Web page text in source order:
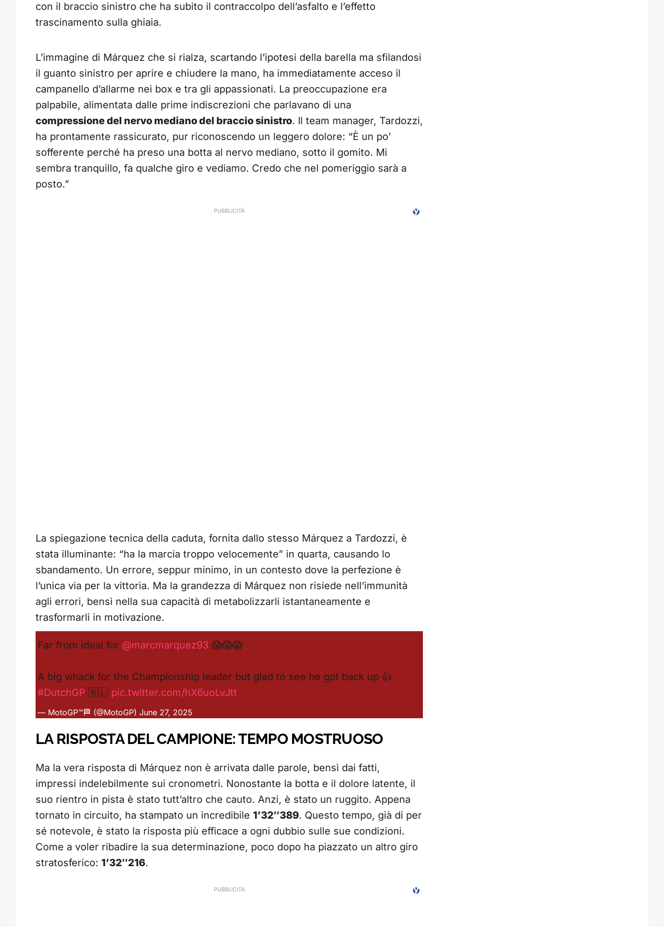
con il braccio sinistro che ha subito il contraccolpo dell’asfalto e l’effetto
trascinamento sulla ghiaia.
L’immagine di Márquez che si rialza, scartando l’ipotesi della barella ma sfilandosi
il guanto sinistro per aprire e chiudere la mano, ha immediatamente acceso il
campanello d’allarme nei box e tra gli appassionati. La preoccupazione era
palpabile, alimentata dalle prime indiscrezioni che parlavano di una
compressione del nervo mediano del braccio sinistro. Il team manager, Tardozzi,
ha prontamente rassicurato, pur riconoscendo un leggero dolore: “È un po’
sofferente perché ha preso una botta al nervo mediano, sotto il gomito. Mi
sembra tranquillo, fa qualche giro e vediamo. Credo che nel pomeriggio sarà a
posto.”
La spiegazione tecnica della caduta, fornita dallo stesso Márquez a Tardozzi, è
stata illuminante: “ha la marcia troppo velocemente” in quarta, causando lo
sbandamento. Un errore, seppur minimo, in un contesto dove la perfezione è
l’unica via per la vittoria. Ma la grandezza di Márquez non risiede nell’immunità
agli errori, bensì nella sua capacità di metabolizzarli istantaneamente e
trasformarli in motivazione.
Far from ideal for @marcmarquez93 😱😱😱
A big whack for the Championship leader but glad to see he got back up 👍
#DutchGP 🇳🇱 pic.twitter.com/hX6uoLvJtt
— MotoGP™🏁 (@MotoGP) June 27, 2025
LA RISPOSTA DEL CAMPIONE: TEMPO MOSTRUOSO
Ma la vera risposta di Márquez non è arrivata dalle parole, bensì dai fatti,
impressi indelebilmente sui cronometri. Nonostante la botta e il dolore latente, il
suo rientro in pista è stato tutt’altro che cauto. Anzi, è stato un ruggito. Appena
tornato in circuito, ha stampato un incredibile 1’32″389. Questo tempo, già di per
sé notevole, è stato la risposta più efficace a ogni dubbio sulle sue condizioni.
Come a voler ribadire la sua determinazione, poco dopo ha piazzato un altro giro
stratosferico: 1’32″216.